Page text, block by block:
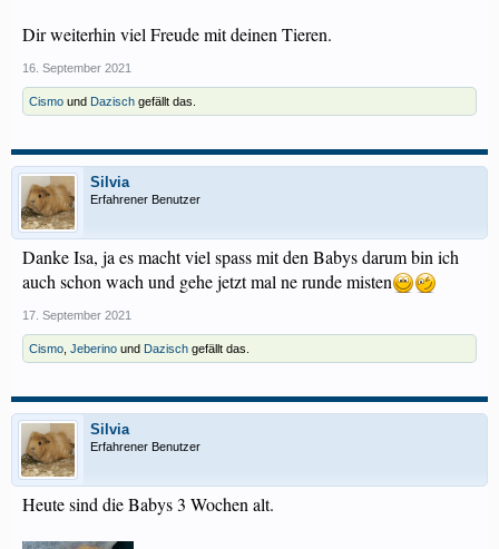
Dir weiterhin viel Freude mit deinen Tieren.
16. September 2021
Cismo und Dazisch gefällt das.
Silvia
Erfahrener Benutzer
Danke Isa, ja es macht viel spass mit den Babys darum bin ich
auch schon wach und gehe jetzt mal ne runde misten
17. September 2021
Cismo Jeberino und Dazisch gefällt das.
Silvia
Erfahrener Benutzer
Heute sind die Babys 3 Wochen alt.